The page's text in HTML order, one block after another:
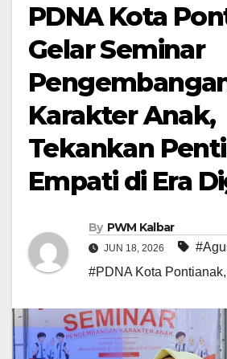
PDNA Kota
Gelar Seminar
Karakter Anak,
Tekankan
Empati di Era
By PWM Kalbar
JUN 18, 2026
#PDNA Kota Pontianak,